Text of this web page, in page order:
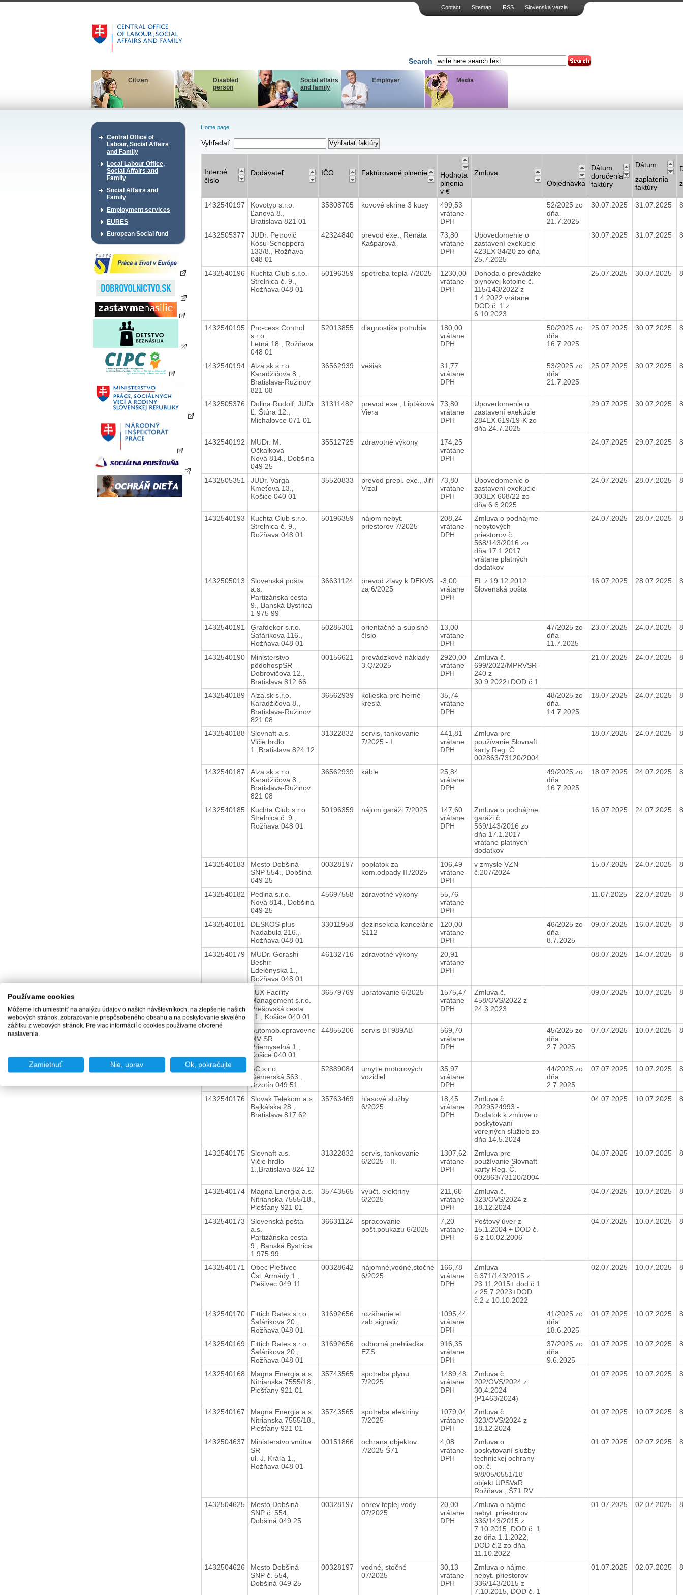
Contact Sitemap RSS Slovenská verzia
Search
Citizen
Disabled
person
Social affairs
and family
Employer Media
Central Office of
Labour, Social Affairs
and Family
Local Labour Office,
Social Affairs and
Family
Social Affairs and
Family
Employment services
EURES
European Social fund
Home page
Vyhľadať:
Interné
číslo
Dodávateľ IČO Faktúrované plnenie
Hodnota
plnenia
v €
Zmluva
Objednávka
Dátum
doručenia
faktúry
Dátum
zaplatenia
faktúry
1432540197
Kovotyp s.r.o.
Ľanová 8.,
Bratislava 821 01
35808705 kovové skrine 3 kusy
499,53
vrátane
DPH
52/2025 zo
dňa
21.7.2025
30.07.2025 31.07.2025
1432505377
JUDr. Petrovič
Kósu-Schoppera
133/8., Rožňava
048 01
42324840
prevod exe., Renáta
Kašparová
73,80
vrátane
DPH
Upovedomenie o
zastavení exekúcie
423EX 34/20 zo dňa
25.7.2025
30.07.2025 31.07.2025
1432540196
Kuchta Club s.r.o.
Strelnica č. 9.,
Rožňava 048 01
50196359 spotreba tepla 7/2025
1230,00
vrátane
DPH
Dohoda o prevádzke
plynovej kotolne č.
115/143/2022 z
1.4.2022 vrátane
DOD č. 1 z
6.10.2023
25.07.2025 30.07.2025
1432540195
Pro-cess Control
s.r.o.
Letná 18., Rožňava
048 01
52013855 diagnostika potrubia
180,00
vrátane
DPH
50/2025 zo
dňa
16.7.2025
25.07.2025 30.07.2025
1432540194
Alza.sk s.r.o.
Karadžičova 8.,
Bratislava-Ružinov
821 08
36562939 vešiak
31,77
vrátane
DPH
53/2025 zo
dňa
21.7.2025
25.07.2025 30.07.2025
1432505376
Dulina Rudolf, JUDr.
Ľ. Štúra 12.,
Michalovce 071 01
31311482
prevod exe., Liptáková
Viera
73,80
vrátane
DPH
Upovedomenie o
zastavení exekúcie
284EX 619/19-K zo
dňa 24.7.2025
29.07.2025 30.07.2025
1432540192
MUDr. M.
Očkaiková
Nová 814., Dobšiná
049 25
35512725 zdravotné výkony
174,25
vrátane
DPH
24.07.2025 29.07.2025
1432505351
JUDr. Varga
Kmeťova 13.,
Košice 040 01
35520833
prevod prepl. exe., Jiří
Vrzal
73,80
vrátane
DPH
Upovedomenie o
zastavení exekúcie
303EX 608/22 zo
dňa 6.6.2025
24.07.2025 28.07.2025
1432540193
Kuchta Club s.r.o.
Strelnica č. 9.,
Rožňava 048 01
50196359
nájom nebyt.
priestorov 7/2025
208,24
vrátane
DPH
Zmluva o podnájme
nebytových
priestorov č.
568/143/2016 zo
dňa 17.1.2017
vrátane platných
dodatkov
24.07.2025 28.07.2025
1432505013
Slovenská pošta
a.s.
Partizánska cesta
9., Banská Bystrica
1 975 99
36631124
prevod zľavy k DEKVS
za 6/2025
-3,00
vrátane
DPH
EL z 19.12.2012
Slovenská pošta
16.07.2025 28.07.2025
1432540191
Grafdekor s.r.o.
Šafárikova 116.,
Rožňava 048 01
50285301
orientačné a súpisné
číslo
13,00
vrátane
DPH
47/2025 zo
dňa
11.7.2025
23.07.2025 24.07.2025
1432540190
Ministerstvo
pôdohospSR
Dobrovičova 12.,
Bratislava 812 66
00156621
prevádzkové náklady
3.Q/2025
2920,00
vrátane
DPH
Zmluva č.
699/2022/MPRVSR-
240 z
30.9.2022+DOD č.1
21.07.2025 24.07.2025
1432540189
Alza.sk s.r.o.
Karadžičova 8.,
Bratislava-Ružinov
821 08
36562939
kolieska pre herné
kreslá
35,74
vrátane
DPH
48/2025 zo
dňa
14.7.2025
18.07.2025 24.07.2025
1432540188
Slovnaft a.s.
Vlčie hrdlo
1.,Bratislava 824 12
31322832
servis, tankovanie
7/2025 - I.
441,81
vrátane
DPH
Zmluva pre
používanie Slovnaft
karty Reg. Č.
002863/73120/2004
18.07.2025 24.07.2025
1432540187
Alza.sk s.r.o.
Karadžičova 8.,
Bratislava-Ružinov
821 08
36562939 káble
25,84
vrátane
DPH
49/2025 zo
dňa
16.7.2025
18.07.2025 24.07.2025
1432540185
Kuchta Club s.r.o.
Strelnica č. 9.,
Rožňava 048 01
50196359 nájom garáži 7/2025
147,60
vrátane
DPH
Zmluva o podnájme
garáži č.
569/143/2016 zo
dňa 17.1.2017
vrátane platných
dodatkov
16.07.2025 24.07.2025
1432540183
Mesto Dobšiná
SNP 554., Dobšiná
049 25
00328197
poplatok za
kom.odpady II./2025
106,49
vrátane
DPH
v zmysle VZN
č.207/2024
15.07.2025 24.07.2025
1432540182
Pedina s.r.o.
Nová 814., Dobšiná
049 25
45697558 zdravotné výkony
55,76
vrátane
DPH
11.07.2025 22.07.2025
1432540181
DESKOS plus
Nadabula 216.,
Rožňava 048 01
33011958
dezinsekcia kancelárie
Š112
120,00
vrátane
DPH
46/2025 zo
dňa
8.7.2025
09.07.2025 16.07.2025
1432540179
MUDr. Gorashi
Beshir
Edelényska 1.,
Rožňava 048 01
46132716 zdravotné výkony
20,91
vrátane
DPH
08.07.2025 14.07.2025
LUX Facility
Management s.r.o.
Prešovská cesta
31., Košice 040 01
36579769 upratovanie 6/2025
1575,47
vrátane
DPH
Zmluva č.
458/OVS/2022 z
24.3.2023
09.07.2025 10.07.2025
1432540178
Automob.opravovne
MV SR
Priemyselná 1.,
Košice 040 01
44855206 servis BT989AB
569,70
vrátane
DPH
45/2025 zo
dňa
2.7.2025
07.07.2025 10.07.2025
1432540177
AC s.r.o.
Gemerská 563.,
Brzotín 049 51
52889084
umytie motorových
vozidiel
35,97
vrátane
DPH
44/2025 zo
dňa
2.7.2025
07.07.2025 10.07.2025
1432540176
Slovak Telekom a.s.
Bajkálska 28.,
Bratislava 817 62
35763469
hlasové služby
6/2025
18,45
vrátane
DPH
Zmluva č.
2029524993 -
Dodatok k zmluve o
poskytovaní
verejných služieb zo
dňa 14.5.2024
04.07.2025 10.07.2025
1432540175
Slovnaft a.s.
Vlčie hrdlo
1.,Bratislava 824 12
31322832
servis, tankovanie
6/2025 - II.
1307,62
vrátane
DPH
Zmluva pre
používanie Slovnaft
karty Reg. Č.
002863/73120/2004
04.07.2025 10.07.2025
1432540174
Magna Energia a.s.
Nitrianska 7555/18.,
Piešťany 921 01
35743565
vyúčt. elektriny
6/2025
211,60
vrátane
DPH
Zmluva č.
323/OVS/2024 z
18.12.2024
04.07.2025 10.07.2025
1432540173
Slovenská pošta
a.s.
Partizánska cesta
9., Banská Bystrica
1 975 99
36631124
spracovanie
pošt.poukazu 6/2025
7,20
vrátane
DPH
Poštový úver z
15.1.2004 + DOD č.
6 z 10.02.2006
04.07.2025 10.07.2025
1432540171
Obec Plešivec
Čsl. Armády 1.,
Plešivec 049 11
00328642
nájomné,vodné,stočné
6/2025
166,78
vrátane
DPH
Zmluva
č.371/143/2015 z
23.11.2015+ dod č.1
z 25.7.2023+DOD
č.2 z 10.10.2022
02.07.2025 10.07.2025
1432540170
Fittich Rates s.r.o.
Šafárikova 20.,
Rožňava 048 01
31692656
rozšírenie el.
zab.signaliz
1095,44
vrátane
DPH
41/2025 zo
dňa
18.6.2025
01.07.2025 10.07.2025
1432540169
Fittich Rates s.r.o.
Šafárikova 20.,
Rožňava 048 01
31692656
odborná prehliadka
EZS
916,35
vrátane
DPH
37/2025 zo
dňa
9.6.2025
01.07.2025 10.07.2025
1432540168
Magna Energia a.s.
Nitrianska 7555/18.,
Piešťany 921 01
35743565
spotreba plynu
7/2025
1489,48
vrátane
DPH
Zmluva č.
202/OVS/2024 z
30.4.2024
(P1463/2024)
01.07.2025 10.07.2025
1432540167
Magna Energia a.s.
Nitrianska 7555/18.,
Piešťany 921 01
35743565
spotreba elektriny
7/2025
1079,04
vrátane
DPH
Zmluva č.
323/OVS/2024 z
18.12.2024
01.07.2025 10.07.2025
1432504637
Ministerstvo vnútra
SR
ul. J. Kráľa 1.,
Rožňava 048 01
00151866
ochrana objektov
7/2025 Š71
4,08
vrátane
DPH
Zmluva o
poskytovaní služby
technickej ochrany
ob. č.
9/8/05/0551/18
objekt ÚPSVaR
Rožňava , Š71 RV
01.07.2025 02.07.2025
1432504625
Mesto Dobšiná
SNP č. 554,
Dobšiná 049 25
00328197
ohrev teplej vody
07/2025
20,00
vrátane
DPH
Zmluva o nájme
nebyt. priestorov
336/143/2015 z
7.10.2015, DOD č. 1
zo dňa 1.1.2022,
DOD č.2 zo dňa
11.10.2022
01.07.2025 02.07.2025
1432504626
Mesto Dobšiná
SNP č. 554,
Dobšiná 049 25
00328197
vodné, stočné
07/2025
30,13
vrátane
DPH
Zmluva o nájme
nebyt. priestorov
336/143/2015 z
7.10.2015, DOD č. 1
01.07.2025 02.07.2025
Používame cookies
Môžeme ich umiestniť na analýzu údajov o našich návštevníkoch, na zlepšenie našich
webových stránok, zobrazovanie prispôsobeného obsahu a na poskytovanie skvelého
zážitku z webových stránok. Pre viac informácií o cookies používame otvorené
nastavenia.
Zamietnuť Nie, uprav Ok, pokračujte